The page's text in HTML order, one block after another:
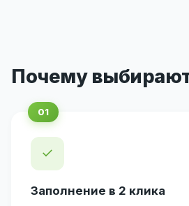
Почему
✓
Заполнение в 2 клика